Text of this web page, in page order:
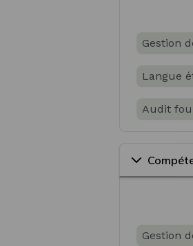
Gestion
Langue
Audit
Gestion